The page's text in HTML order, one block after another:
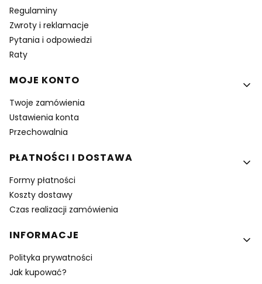
Regulaminy
Zwroty i reklamacje
Pytania i odpowiedzi
Raty
MOJE KONTO
Twoje zamówienia
Ustawienia konta
Przechowalnia
PŁATNOŚCI I DOSTAWA
Formy płatności
Koszty dostawy
Czas realizacji zamówienia
INFORMACJE
Polityka prywatności
Jak kupować?